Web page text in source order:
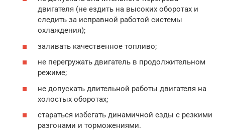
двигателя (не ездить на высоких оборотах и
следить за исправной работой системы
охлаждения);
заливать качественное топливо;
не перегружать двигатель в продолжительном
режиме;
не допускать длительной работы двигателя на
холостых оборотах;
стараться избегать динамичной езды с резкими
разгонами и торможениями.